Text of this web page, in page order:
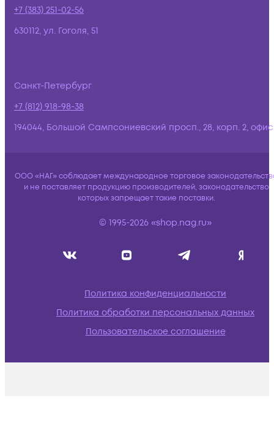
+7 (383) 251-02-56
630112, ул. Гоголя, 51
Санкт-Петербург
+7 (812) 918-98-38
194044, Большой Сампсониевский просп., 28, корп. 2,
ООО «НАГ» соблюдает международное торговое
и не поставляет продукцию производителей, законодательство
которых запрещает такие поставки.
© 1995-2026 «shop.nag.ru»
Политика конфиденциальности
Политика обработки персональных данных
Пользовательское соглашение